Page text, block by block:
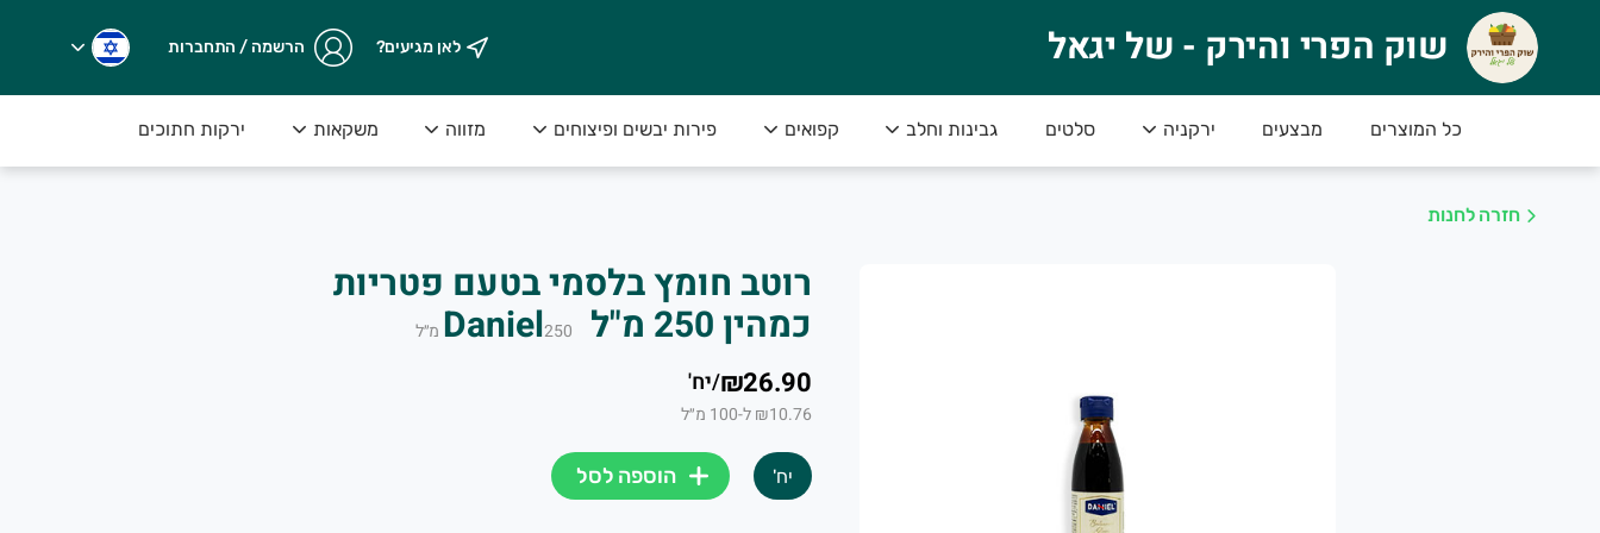
שוק הפרי והירק - של יגאל
רק אצלנו תמצאו סחורה פרימיום – הכי טרי, הכי איכותי והכי טעים!
*************************************************
סחורה טרייה מדי יום – הכל ברמה הגבוהה ביותר.
שוק הפרי והירק - של יגאל לאן מגיעים? הרשמה / התחברות
כל המוצרים מבצעים ירקניה סלטים גבינות וחלב קפואים פירות יבשים ופיצוחים מזווה משקאות ירקות חתוכים
חזרה לחנות
רוטב חומץ בלסמי בטעם פטריות
כמהין 250 מ"ל Daniel 250 מ״ל
₪26.90
/יח'
₪10.76 ל-100 מ״ל
יח' הוספה לסל